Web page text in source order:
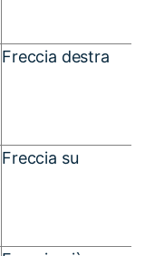
Freccia destra
Freccia su